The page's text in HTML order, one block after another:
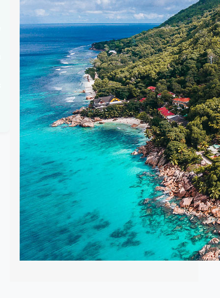
Vous vous demandez quelle île
choisir aux Seychelles pour votre
séjour à venir ? C’est vrai qu’avec
115 îles, toutes plus belles les unes
que les autres, il n’est pas simple de
choisir quand on ne connaît pas !
Vaut-il mieux privilégier Mahé, l’île
principale, ou bien Praslin et sa
nature luxuriante, ou plutôt La…